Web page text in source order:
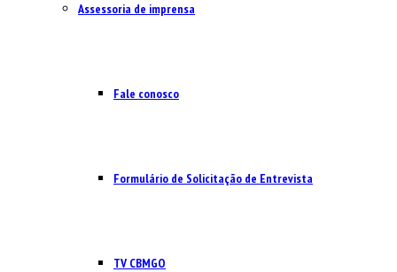
Assessoria de imprensa
Fale conosco
Formulário de Solicitação de Entrevista
TV CBMGO